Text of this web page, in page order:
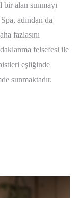
alan sunmayı
adından da
fazlasını
felsefesi ile
eşliğinde
sunmaktadır.